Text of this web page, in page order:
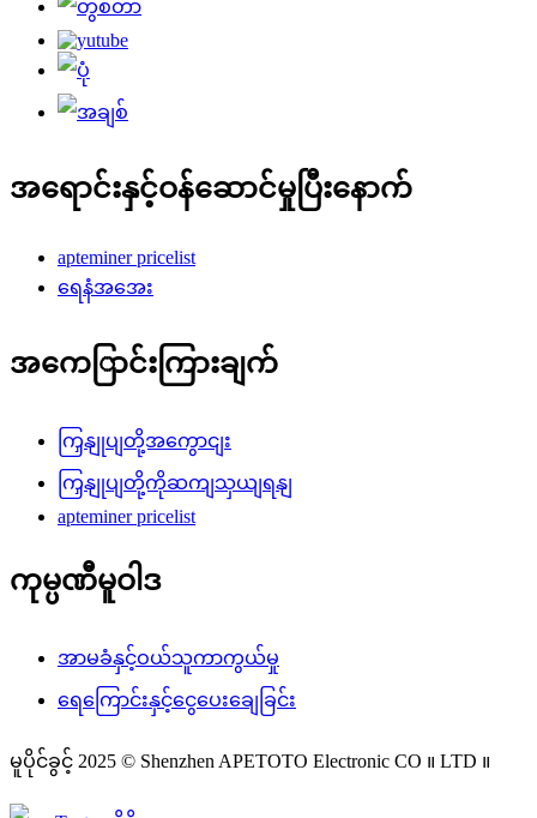
အရောင်းနှင့်ဝန်ဆောင်မှုပြီးနောက်
apteminer pricelist
ရေနံအအေး
အကေြာင်းကြားချက်
ကြှနျုပျတို့အကွောငျး
ကြှနျုပျတို့ကိုဆကျသှယျရနျ
apteminer pricelist
ကုမ္ပဏီမူဝါဒ
အာမခံနှင့်ဝယ်သူကာကွယ်မှု
ရေကြောင်းနှင့်ငွေပေးချေခြင်း
မူပိုင်ခွင့် 2025 © Shenzhen APETOTO Electronic CO ။ LTD ။